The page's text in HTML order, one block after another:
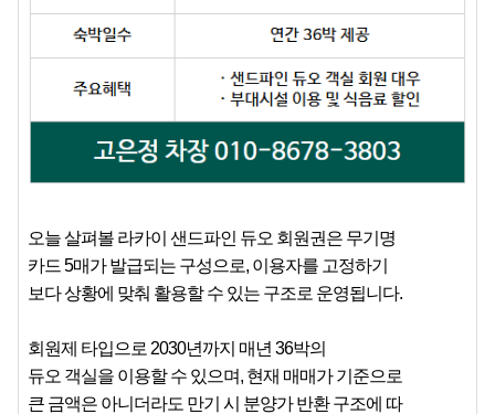
오늘 살펴볼 라카이 샌드파인 듀오 회원권은 무기명
카드 5매가 발급되는 구성으로, 이용자를 고정하기
보다 상황에 맞춰 활용할 수 있는 구조로 운영됩니다.
회원제 타입으로 2030년까지 매년 36박의
듀오 객실을 이용할 수 있으며, 현재 매매가 기준으로
큰 금액은 아니더라도 만기 시 분양가 반환 구조에 따